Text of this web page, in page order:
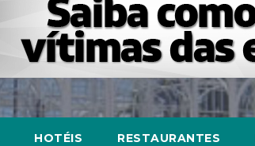
HOTÉIS RESTAURANTES